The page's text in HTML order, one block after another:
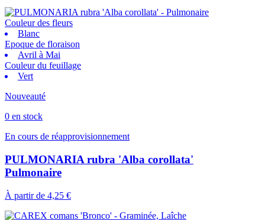
Couleur des fleurs
Blanc
Epoque de floraison
Avril à Mai
Couleur du feuillage
Vert
Nouveauté
0 en stock
En cours de réapprovisionnement
PULMONARIA rubra 'Alba corollata'
Pulmonaire
À partir de 4,25 €